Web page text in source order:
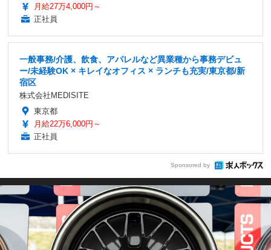
月給27万4,000円～
正社員
一般事務/介護、飲食、アパレルなど異業種から事務デビュ
ー/未経験OK × キレイなオフィス × ランチも充実/東京都/新
宿区
株式会社MEDISITE
東京都
月給22万6,000円～
正社員
Sponsored by